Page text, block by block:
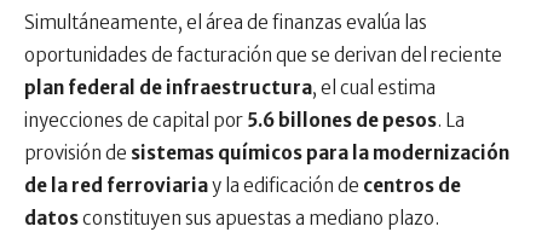
Simultáneamente, el área de finanzas evalúa las
oportunidades de facturación que se derivan del reciente
plan federal de infraestructura, el cual estima
inyecciones de capital por 5.6 billones de pesos. La
provisión de sistemas químicos para la modernización
de la red ferroviariay la edificación de centros de
datosconstituyen sus apuestas a mediano plazo.